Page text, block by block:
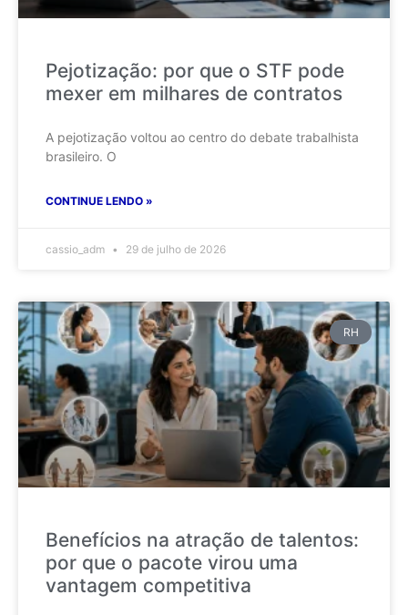
Pejotização: por que o STF pode
mexer em milhares de contratos
A pejotização voltou ao centro do debate trabalhista
brasileiro. O
CONTINUE LENDO »
cassio_adm 29 de julho de 2026
RH
Benefícios na atração de talentos:
por que o pacote virou uma
vantagem competitiva